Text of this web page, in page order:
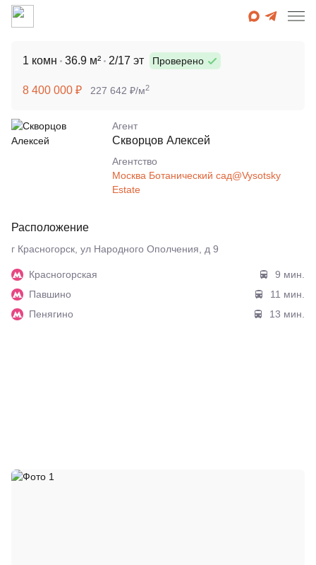
1 комн 36.9 м² 2/17 эт Проверено
8 400 000 ₽ 227 642 ₽/м2
Агент
Скворцов Алексей
Агентcтво
Москва Ботанический сад@Vysotsky
Estate
Расположение
г Красногорск, ул Народного Ополчения, д 9
Красногорская
9 мин.
Павшино
11 мин.
Пенягино
13 мин.